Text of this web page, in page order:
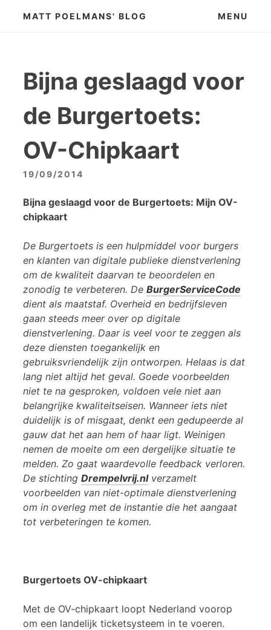
MATT POELMANS' BLOG MENU
Bijna geslaagd voor
de Burgertoets:
OV-Chipkaart
19/09/2014
Bijna geslaagd voor de Burgertoets: Mijn OV-
chipkaart
De Burgertoets is een hulpmiddel voor burgers
en klanten van digitale publieke dienstverlening
om de kwaliteit daarvan te beoordelen en
zonodig te verbeteren. De BurgerServiceCode
dient als maatstaf. Overheid en bedrijfsleven
gaan steeds meer over op digitale
dienstverlening. Daar is veel voor te zeggen als
deze diensten toegankelijk en
gebruiksvriendelijk zijn ontworpen. Helaas is dat
lang niet altijd het geval. Goede voorbeelden
niet te na gesproken, voldoen vele niet aan
belangrijke kwaliteitseisen. Wanneer iets niet
duidelijk is of misgaat, denkt een gedupeerde al
gauw dat het aan hem of haar ligt. Weinigen
nemen de moeite om een dergelijke situatie te
melden. Zo gaat waardevolle feedback verloren.
De stichting Drempelvrij.nlverzamelt
voorbeelden van niet-optimale dienstverlening
om in overleg met de instantie die het aangaat
tot verbeteringen te komen.
Burgertoets OV-chipkaart
Met de OV-chipkaart loopt Nederland voorop
om een landelijk ticketsysteem in te voeren.